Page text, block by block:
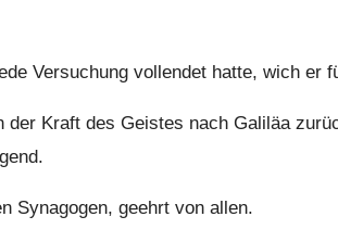
Versuchung vollendet hatte, wich er
der Kraft des Geistes nach Galiläa
Synagogen, geehrt von allen.